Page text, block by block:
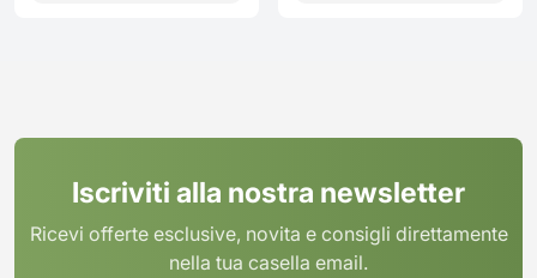
Iscriviti alla nostra newsletter
Ricevi offerte esclusive, novita e consigli direttamente
nella tua casella email.